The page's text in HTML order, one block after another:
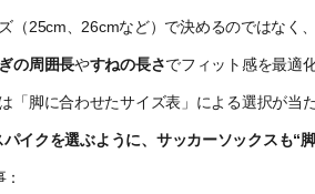
（25cm、26cmなど）で決めるのではなく、
の周囲長やすねの長さでフィット感を最適
「脚に合わせたサイズ表」による選択が当
イクを選ぶように、 サッカーソックスも“